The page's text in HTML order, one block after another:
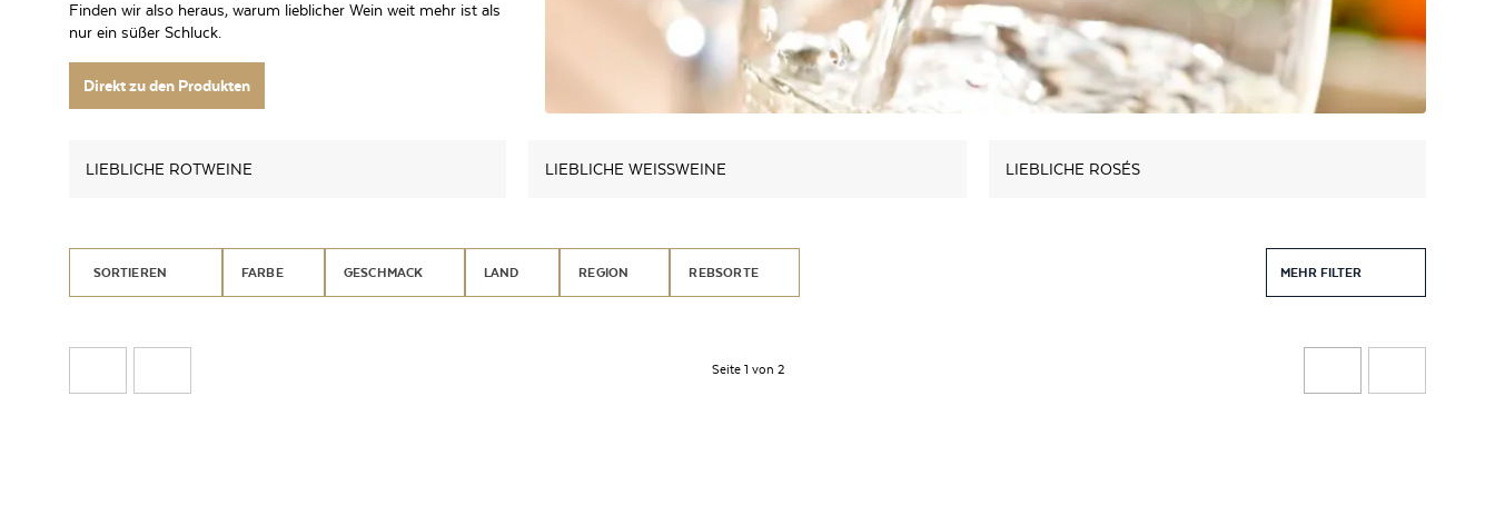
Finden wir also heraus, warum lieblicher Wein weit mehr ist als
nur ein süßer Schluck.
Direkt zu den Produkten
LIEBLICHE ROTWEINE LIEBLICHE WEISSWEINE LIEBLICHE ROSÉS
SORTIEREN FARBE GESCHMACK LAND REGION REBSORTE MEHR FILTER
Seite 1 von 2